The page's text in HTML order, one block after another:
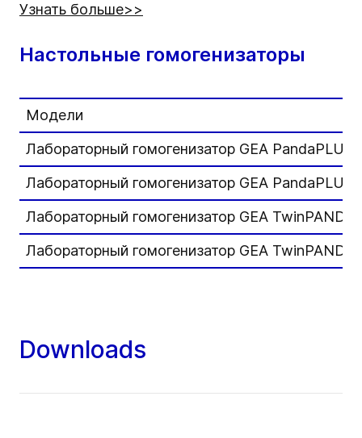
Узнать больше>>
Настольные гомогенизаторы
Модели
Лабораторный гомогенизатор GEA PandaPLUS
Лабораторный гомогенизатор GEA PandaPLUS
Лабораторный гомогенизатор GEA TwinPANDA
Лабораторный гомогенизатор GEA TwinPANDA
Downloads